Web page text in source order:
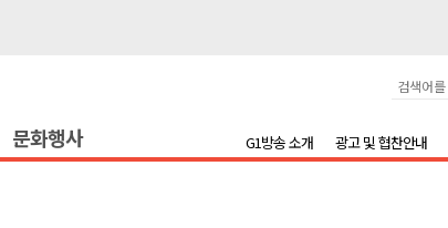
문화행사 G1방송 소개 광고 및 협찬안내